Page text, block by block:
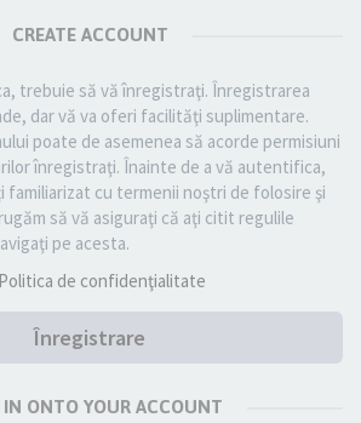
CREATE ACCOUNT
trebuie să vă înregistraţi. Înregistrarea
dar vă va oferi facilităţi suplimentare.
poate de asemenea să acorde permisiuni
înregistraţi. Înainte de a vă autentifica,
familiarizat cu termenii noştri de folosire şi
să vă asiguraţi că aţi citit regulile
pe acesta.
Politica de confidenţialitate
Înregistrare
IN ONTO YOUR ACCOUNT